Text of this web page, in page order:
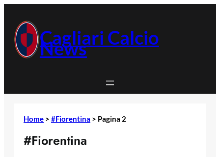
contenuto Cagliari Calcio
News
Home > #Fiorentina > Pagina 2
#Fiorentina